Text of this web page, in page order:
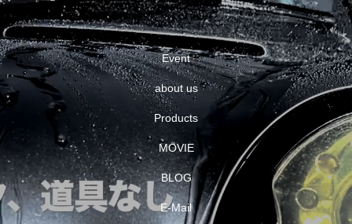
Event
about us
Products
MOVIE
BLOG
E-Mail